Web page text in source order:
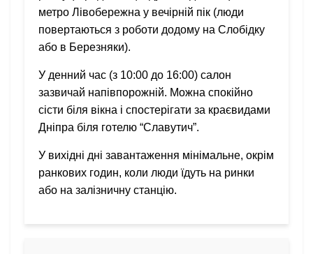
метро Лівобережна у вечірній пік (люди
повертаються з роботи додому на Слобідку
або в Березняки).
У денний час (з 10:00 до 16:00) салон
зазвичай напівпорожній. Можна спокійно
сісти біля вікна і спостерігати за краєвидами
Дніпра біля готелю “Славутич”.
У вихідні дні завантаження мінімальне, окрім
ранкових годин, коли люди їдуть на ринки
або на залізничну станцію.